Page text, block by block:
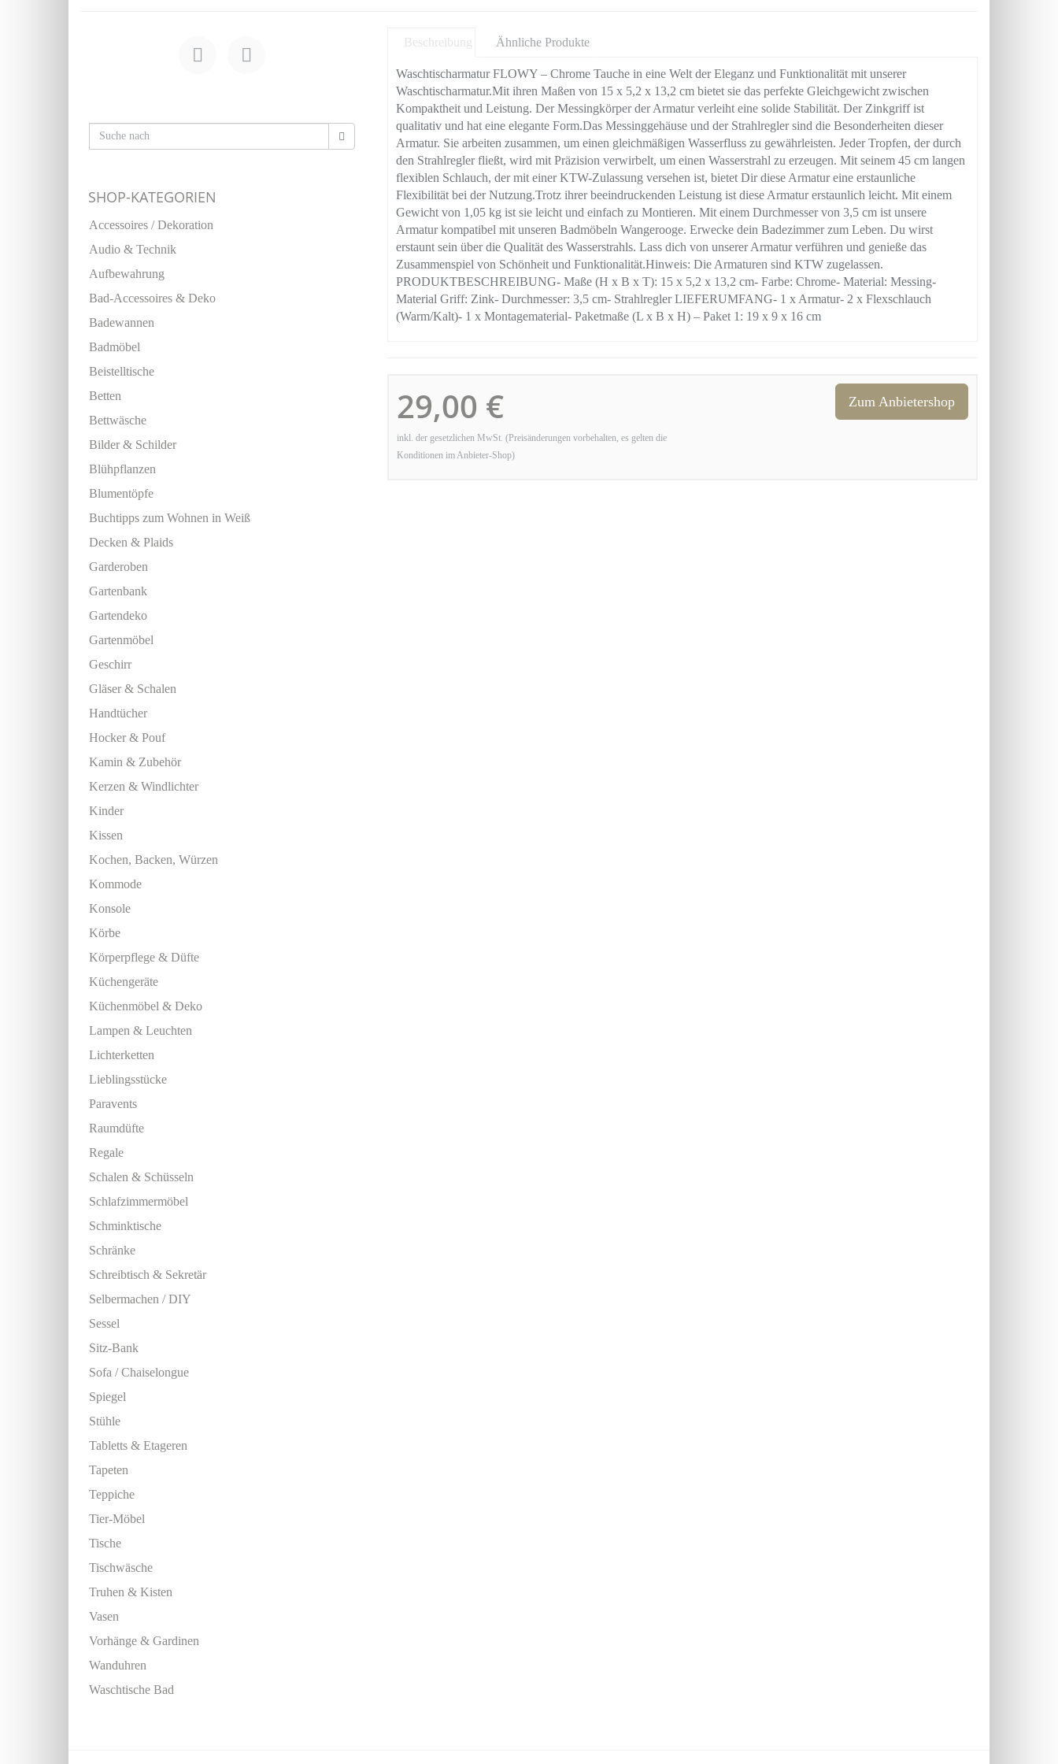
Beschreibung Ähnliche Produkte
Waschtischarmatur FLOWY – Chrome Tauche in eine Welt der Eleganz und Funktionalität mit unserer
Waschtischarmatur.Mit ihren Maßen von 15 x 5,2 x 13,2 cm bietet sie das perfekte Gleichgewicht zwischen
Kompaktheit und Leistung. Der Messingkörper der Armatur verleiht eine solide Stabilität. Der Zinkgriff ist
qualitativ und hat eine elegante Form.Das Messinggehäuse und der Strahlregler sind die Besonderheiten dieser
Armatur. Sie arbeiten zusammen, um einen gleichmäßigen Wasserfluss zu gewährleisten. Jeder Tropfen, der durch
den Strahlregler fließt, wird mit Präzision verwirbelt, um einen Wasserstrahl zu erzeugen. Mit seinem 45 cm langen
flexiblen Schlauch, der mit einer KTW-Zulassung versehen ist, bietet Dir diese Armatur eine erstaunliche
Flexibilität bei der Nutzung.Trotz ihrer beeindruckenden Leistung ist diese Armatur erstaunlich leicht. Mit einem
Gewicht von 1,05 kg ist sie leicht und einfach zu Montieren. Mit einem Durchmesser von 3,5 cm ist unsere
Armatur kompatibel mit unseren Badmöbeln Wangerooge. Erwecke dein Badezimmer zum Leben. Du wirst
erstaunt sein über die Qualität des Wasserstrahls. Lass dich von unserer Armatur verführen und genieße das
Zusammenspiel von Schönheit und Funktionalität.Hinweis: Die Armaturen sind KTW zugelassen.
PRODUKTBESCHREIBUNG- Maße (H x B x T): 15 x 5,2 x 13,2 cm- Farbe: Chrome- Material: Messing-
Material Griff: Zink- Durchmesser: 3,5 cm- Strahlregler LIEFERUMFANG- 1 x Armatur- 2 x Flexschlauch
(Warm/Kalt)- 1 x Montagematerial- Paketmaße (L x B x H) – Paket 1: 19 x 9 x 16 cm
29,00 €
inkl. der gesetzlichen MwSt. (Preisänderungen vorbehalten, es gelten die
Konditionen im Anbieter-Shop)
Zum Anbietershop
SHOP-KATEGORIEN
Accessoires / Dekoration
Audio & Technik
Aufbewahrung
Bad-Accessoires & Deko
Badewannen
Badmöbel
Beistelltische
Betten
Bettwäsche
Bilder & Schilder
Blühpflanzen
Blumentöpfe
Buchtipps zum Wohnen in Weiß
Decken & Plaids
Garderoben
Gartenbank
Gartendeko
Gartenmöbel
Geschirr
Gläser & Schalen
Handtücher
Hocker & Pouf
Kamin & Zubehör
Kerzen & Windlichter
Kinder
Kissen
Kochen, Backen, Würzen
Kommode
Konsole
Körbe
Körperpflege & Düfte
Küchengeräte
Küchenmöbel & Deko
Lampen & Leuchten
Lichterketten
Lieblingsstücke
Paravents
Raumdüfte
Regale
Schalen & Schüsseln
Schlafzimmermöbel
Schminktische
Schränke
Schreibtisch & Sekretär
Selbermachen / DIY
Sessel
Sitz-Bank
Sofa / Chaiselongue
Spiegel
Stühle
Tabletts & Etageren
Tapeten
Teppiche
Tier-Möbel
Tische
Tischwäsche
Truhen & Kisten
Vasen
Vorhänge & Gardinen
Wanduhren
Waschtische Bad